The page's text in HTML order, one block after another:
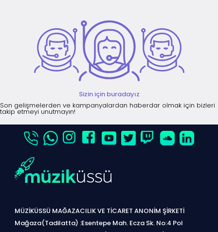
Sizin için buradayız
Son gelişmelerden ve kampanyalardan haberdar olmak için bizleri
takip etmeyi unutmayın!
MÜZİKÜSSÜ MAĞAZACILIK VE TİCARET ANONİM ŞİRKETİ
Mağaza(Tadilatta) :Esentepe Mah. Ecza Sk. No:4 Pol